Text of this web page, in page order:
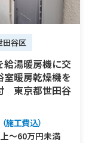
田谷区
給湯暖房機に交
室暖房乾燥機を
東京都世田谷
施工費込）
～60万円未満